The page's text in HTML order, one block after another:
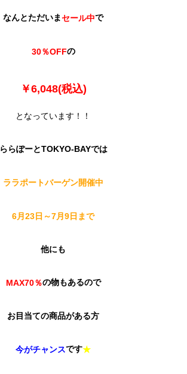
なんとただいまセール中で
30％OFFの
￥6,048(税込)
となっています！！
ららぽーとTOKYO-BAYでは
ララポートバーゲン開催中
6月23日～7月9日まで
他にも
MAX70％の物もあるので
お目当ての商品がある方
今がチャンスです★